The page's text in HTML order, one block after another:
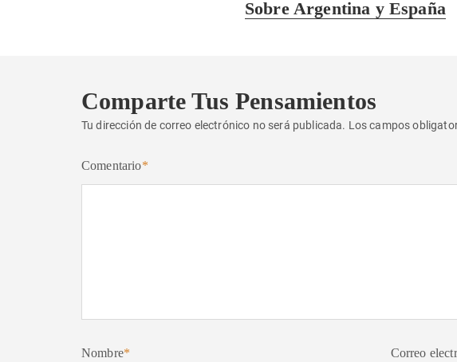
Entrada
Sobre Argentina y España
Comparte Tus Pensamientos
Tu dirección de correo electrónico no será publicada. Los campos
Comentario*
Nombre* Correo